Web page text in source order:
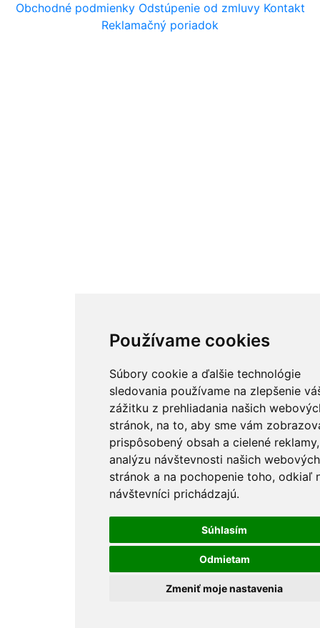
Používame cookies
Súbory cookie a ďalšie technológie
sledovania používame na zlepšenie
zážitku z prehliadania našich
stránok, na to, aby sme vám
prispôsobený obsah a cielené
analýzu návštevnosti našich webových
stránok a na pochopenie toho, odkiaľ
návštevníci prichádzajú.
Súhlasím
Odmietam
Zmeniť moje nastavenia
Obchodné podmienky Odstúpenie od zmluvy Kontakt
Reklamačný poriadok